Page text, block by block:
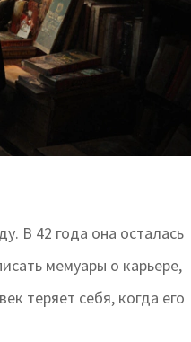
В 42 года она осталась
мемуары о карьере,
теряет себя, когда его